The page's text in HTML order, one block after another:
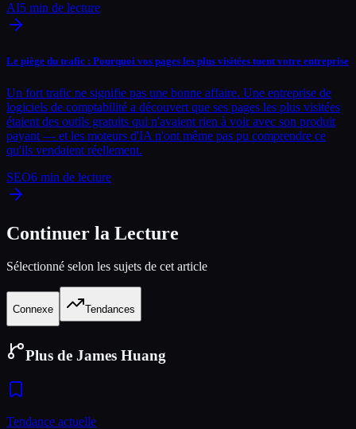
AI5 min de lecture
Le piège du trafic : Pourquoi vos pages les plus visitées tuent votre entreprise
Un fort trafic ne signifie pas une bonne affaire. Une entreprise de
logiciels de comptabilité a découvert que ses pages les plus visitées
étaient des outils gratuits qui n'avaient rien à voir avec son produit
payant — et les moteurs d'IA n'ont même pas pu comprendre ce
qu'ils vendaient réellement.
SEO6 min de lecture
Continuer la Lecture
Sélectionné selon les sujets de cet article
Connexe Tendances
Plus de James Huang
Tendance actuelle